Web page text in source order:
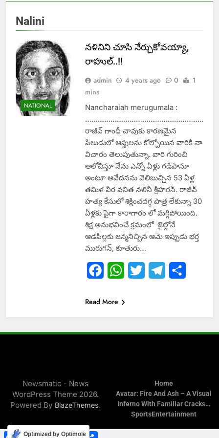
Nalini
NATIONAL
నళినిని చూసి నేర్చుకోవయ్యా,
రాహుల్..!!
admin 4 years ago 0
1
mins
Nancharaiah merugumala :
………………………………………………..
రాజీవ్ గాంధీ చావుకు కారణమైన
పేలుడులో ఆప్తులను కోల్పోయిన వారికి నా
విచారం తెలుపుతున్నా. వారి గురించి
ఆలోచిస్తూ నేను ఎన్నో ఏళ్లు గడిపానూ
అంటూ అవేదనను వెలిబుచ్చిన 53 ఏళ్ల
తమిళ వీర వనిత నలినీ శ్రీహరన్. రాజీవ్
హత్య కేసులో శిక్షించదగ్గ పాత్ర లేకున్నా 30
ఏళ్లకు పైగా కారాగారం లో మగ్గిపోయింది.
శిక్ష అనుభవించే క్రమంలో జైల్లోనే
ఆడపిల్లకు జన్మనిచ్చిన ఆమె ఇప్పుడు భర్త
మురుగన్, కూతురు…
FacebookWhatsApp
Twitter Telegram
Read More
Newsmatic - News
WordPress Theme 2026.
Powered By BlazeThemes.
Home
Avatar: Fire And Ash – A Visual
Inferno With Familiar Cracks…
SportsEntertainment
FacebookWhatsApp
TwitterTelegram
Optimized by Optimole